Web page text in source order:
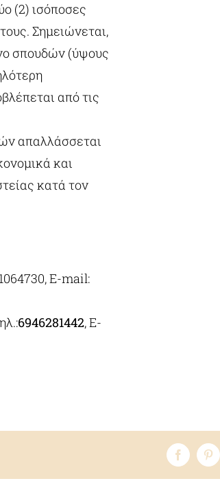
(2) ισόποσες
Σημειώνεται,
σπουδών (ύψους
από τις
απαλλάσσεται
και
κατά τον
E-mail:
6946281442, E-